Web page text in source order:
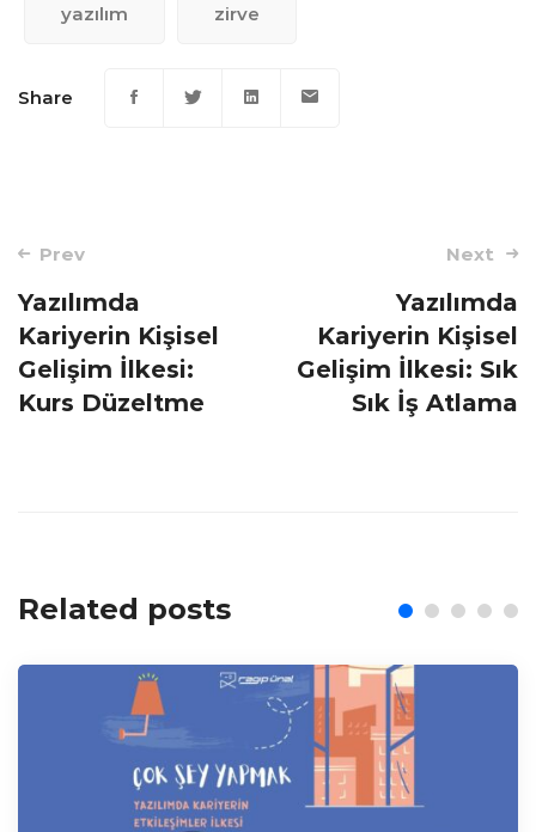
yazılım zirve
Share
Post
navigation
Prev
Yazılımda
Kariyerin Kişisel
Gelişim İlkesi:
Kurs Düzeltme
Next
Yazılımda
Kariyerin Kişisel
Gelişim İlkesi: Sık
Sık İş Atlama
Related posts